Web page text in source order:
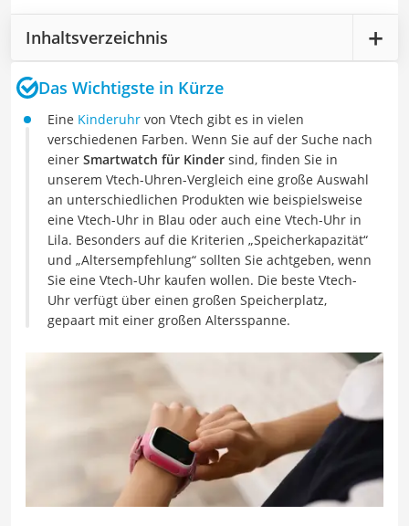
Inhaltsverzeichnis
Das Wichtigste in Kürze
Eine Kinderuhr von Vtech gibt es in vielen
verschiedenen Farben. Wenn Sie auf der Suche nach
einer Smartwatch für Kinder sind, finden Sie in
unserem Vtech-Uhren-Vergleich eine große Auswahl
an unterschiedlichen Produkten wie beispielsweise
eine Vtech-Uhr in Blau oder auch eine Vtech-Uhr in
Lila. Besonders auf die Kriterien „Speicherkapazität“
und „Altersempfehlung“ sollten Sie achtgeben, wenn
Sie eine Vtech-Uhr kaufen wollen. Die beste Vtech-
Uhr verfügt über einen großen Speicherplatz,
gepaart mit einer großen Altersspanne.